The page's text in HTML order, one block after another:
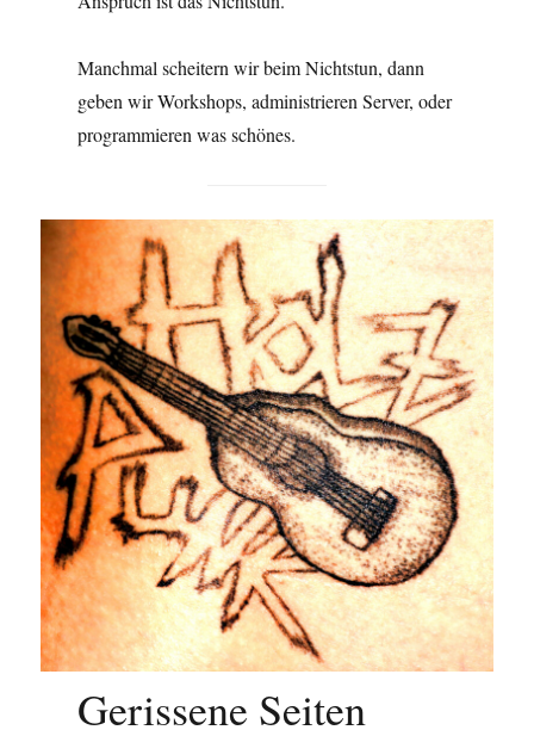
Manchmal scheitern wir beim Nichtstun, dann
geben wir Workshops, administrieren Server, oder
programmieren was schönes.
Gerissene Seiten